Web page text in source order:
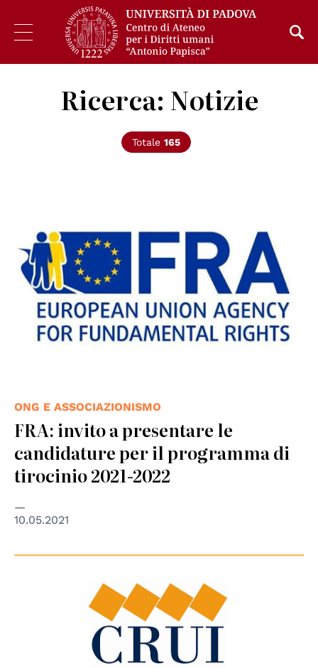
Ricerca: Notizie
Totale 165
ONG E ASSOCIAZIONISMO
FRA: invito a presentare le
candidature per il programma di
tirocinio 2021-2022
10.05.2021